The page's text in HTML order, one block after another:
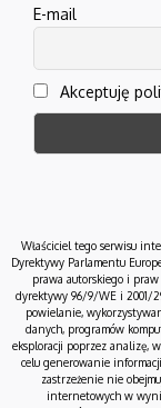
E-mail
Akceptuję
Właściciel tego serwisu
Dyrektywy Parlamentu
prawa autorskiego i
dyrektywy 96/9/WE i 2001/
powielanie,
danych, programów
eksploracji poprzez analizę,
celu generowanie
zastrzeżenie nie
internetowych w